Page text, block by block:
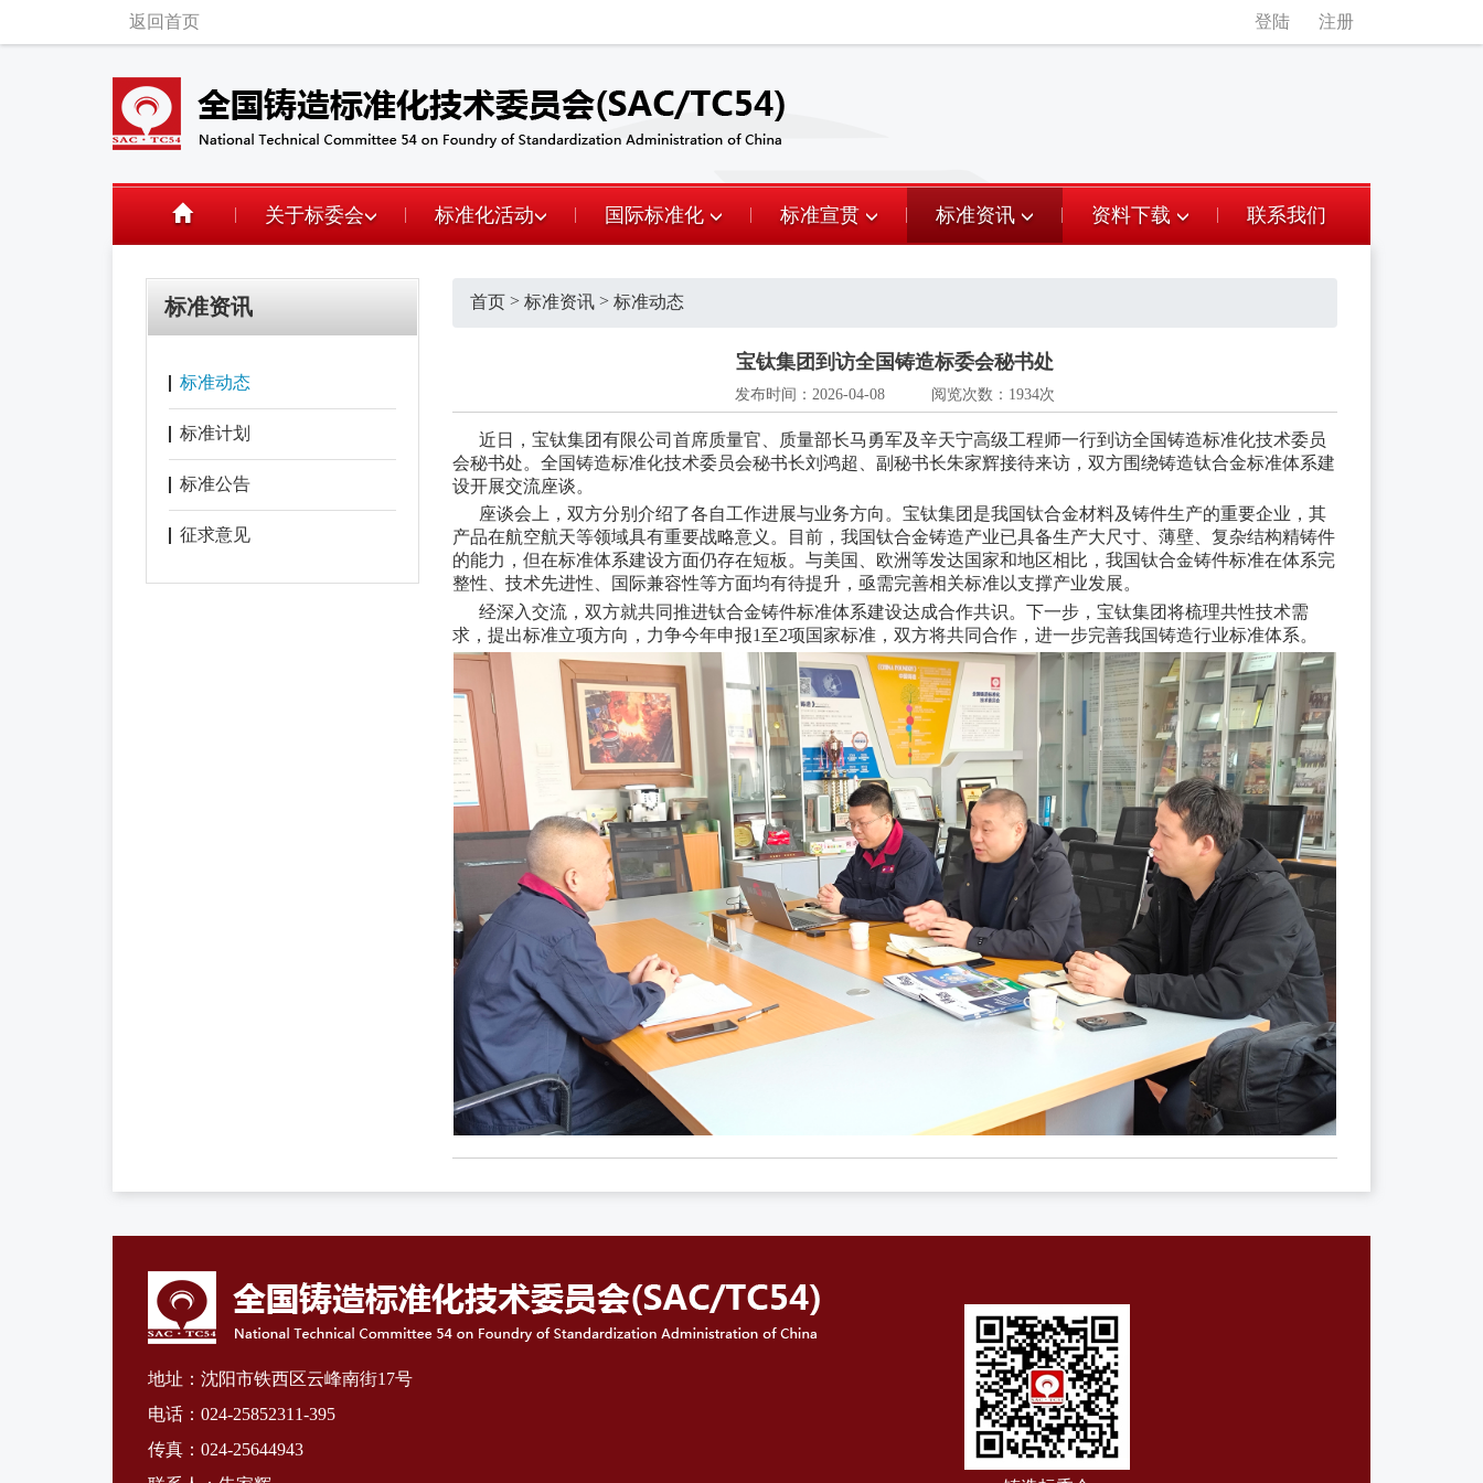
返回首页 登陆 注册
关于标委会 标准化活动 国际标准化 标准宣贯 标准资讯 资料下载 联系我们
标准资讯
标准动态
标准计划
标准公告
征求意见
首页> 标准资讯> 标准动态
宝钛集团到访全国铸造标委会秘书处
发布时间：2026-04-08 阅览次数：1934次
近日，宝钛集团有限公司首席质量官、质量部长马勇军及辛天宁高级工程师一行到访全国铸造标准化技术委员
会秘书处。全国铸造标准化技术委员会秘书长刘鸿超、副秘书长朱家辉接待来访，双方围绕铸造钛合金标准体系建
设开展交流座谈。
座谈会上，双方分别介绍了各自工作进展与业务方向。宝钛集团是我国钛合金材料及铸件生产的重要企业，其
产品在航空航天等领域具有重要战略意义。目前，我国钛合金铸造产业已具备生产大尺寸、薄壁、复杂结构精铸件
的能力，但在标准体系建设方面仍存在短板。与美国、欧洲等发达国家和地区相比，我国钛合金铸件标准在体系完
整性、技术先进性、国际兼容性等方面均有待提升，亟需完善相关标准以支撑产业发展。
经深入交流，双方就共同推进钛合金铸件标准体系建设达成合作共识。下一步，宝钛集团将梳理共性技术需
求，提出标准立项方向，力争今年申报1至2项国家标准，双方将共同合作，进一步完善我国铸造行业标准体系。
地址：沈阳市铁西区云峰南街17号
电话：024-25852311-395
传真：024-25644943